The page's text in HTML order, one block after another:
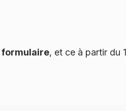
formulaire, et ce à partir du